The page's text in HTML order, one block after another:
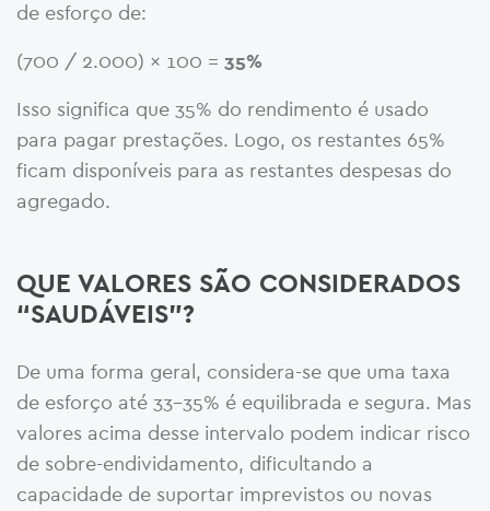
de esforço de:
(700 / 2.000) × 100 = 35%
Isso significa que 35% do rendimento é usado
para pagar prestações. Logo, os restantes 65%
ficam disponíveis para as restantes despesas do
agregado.
QUE VALORES SÃO CONSIDERADOS
“SAUDÁVEIS”?
De uma forma geral, considera-se que uma taxa
de esforço até 33-35% é equilibrada e segura. Mas
valores acima desse intervalo podem indicar risco
de sobre-endividamento, dificultando a
capacidade de suportar imprevistos ou novas